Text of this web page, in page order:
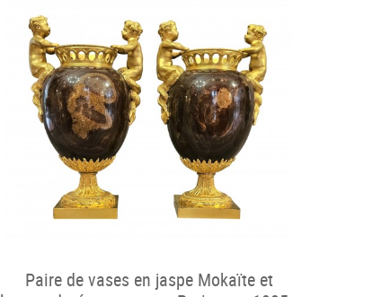
Paire de vases en jaspe Mokaïte et